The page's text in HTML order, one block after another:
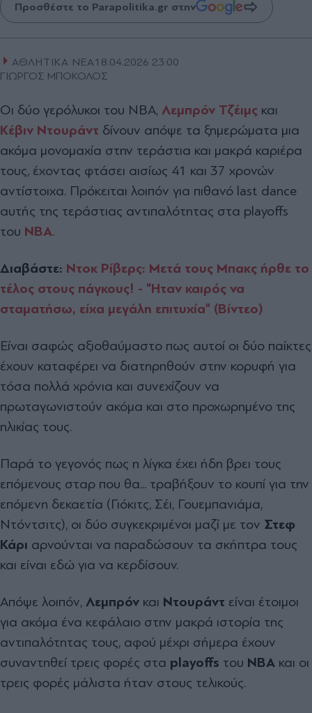
Προσθέστε το Parapolitika.gr στην
ΑΘΛΗΤΙΚΑ ΝΕΑ18.04.2026 23:00
ΓΙΩΡΓΟΣ ΜΠΟΚΟΛΟΣ
Οι δύο γερόλυκοι του NBA, Λεμπρόν Τζέιμς και
Κέβιν Ντουράντ δίνουν απόψε τα ξημερώματα μια
ακόμα μονομαχία στην τεράστια και μακρά καριέρα
τους, έχοντας φτάσει αισίως 41 και 37 χρονών
αντίστοιχα. Πρόκειται λοιπόν για πιθανό last dance
αυτής της τεράστιας αντιπαλότητας στα playoffs
του NBA.
Διαβάστε: Ντοκ Ρίβερς: Μετά τους Μπακς ήρθε το
τέλος στους πάγκους! - "Ήταν καιρός να
σταματήσω, είχα μεγάλη επιτυχία" (Βίντεο)
Είναι σαφώς αξιοθαύμαστο πως αυτοί οι δύο παίκτες
έχουν καταφέρει να διατηρηθούν στην κορυφή για
τόσα πολλά χρόνια και συνεχίζουν να
πρωταγωνιστούν ακόμα και στο προχωρημένο της
ηλικίας τους.
Παρά το γεγονός πως η λίγκα έχει ήδη βρει τους
επόμενους σταρ που θα... τραβήξουν το κουπί για την
επόμενη δεκαετία (Γιόκιτς, Σέι, Γουεμπανιάμα,
Ντόντσιτς), οι δύο συγκεκριμένοι μαζί με τον Στεφ
Κάρι αρνούνται να παραδώσουν τα σκήπτρα τους
και είναι εδώ για να κερδίσουν.
Aπόψε λοιπόν, Λεμπρόν και Ντουράντ είναι έτοιμοι
για ακόμα ένα κεφάλαιο στην μακρά ιστορία της
αντιπαλότητας τους, αφού μέχρι σήμερα έχουν
συναντηθεί τρεις φορές στα playoffs του NBA και οι
τρεις φορές μάλιστα ήταν στους τελικούς.